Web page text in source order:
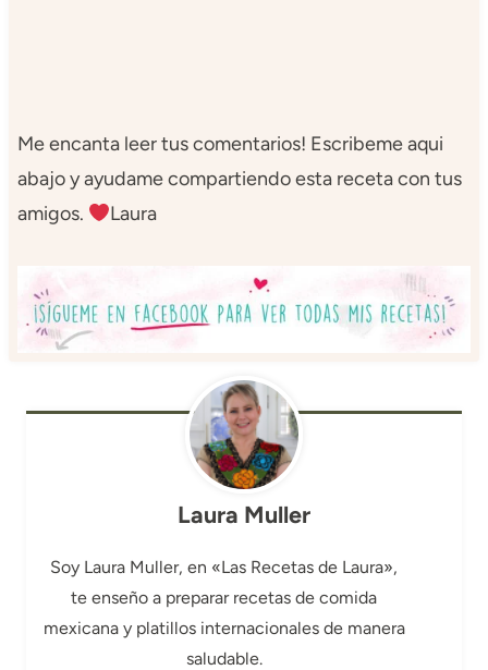
Me encanta leer tus comentarios! Escribeme aqui
abajo y ayudame compartiendo esta receta con tus
amigos.
Laura
Laura Muller
Soy Laura Muller, en «Las Recetas de Laura»,
te enseño a preparar recetas de comida
mexicana y platillos internacionales de manera
saludable.